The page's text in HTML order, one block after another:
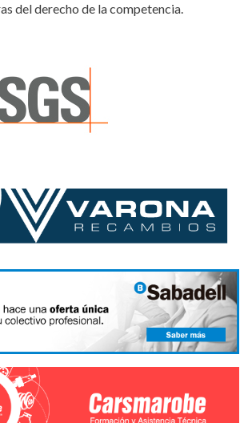
del derecho de la competencia.